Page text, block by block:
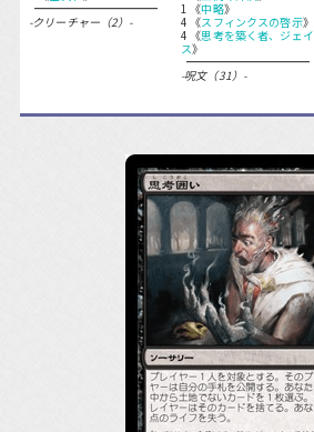
-クリーチャー（2）-
1 《中略》
4 《スフィンクスの啓示》
4 《思考を築く者、ジェイ
ス》
-呪文（31）-